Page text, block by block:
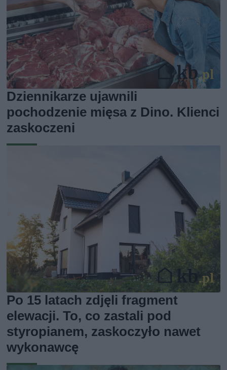
Dziennikarze ujawnili
pochodzenie mięsa z Dino. Klienci
zaskoczeni
Po 15 latach zdjęli fragment
elewacji. To, co zastali pod
styropianem, zaskoczyło nawet
wykonawcę